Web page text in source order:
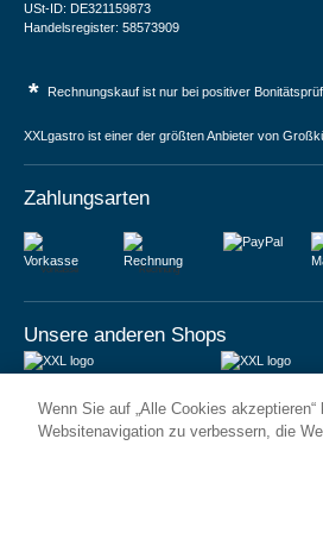
USt-ID: DE321159873
Handelsregister: 58573909
* Rechnungskauf ist nur bei positiver
XXLgastro ist einer der größten Anbieter von
Zahlungsarten
Vorkasse Rechnung
Unsere anderen Shops
6 Rue des Bateliers
92110 Clichy | France
Vrijheidweg 34
1521RR
Wenn Sie auf „Alle Cookies
Websitenavigation zu verbessern, die